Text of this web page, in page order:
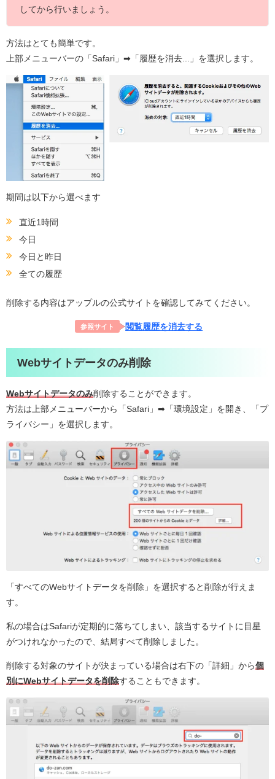
してから行いましょう。
方法はとても簡単です。
上部メニューバーの「Safari」➡︎「履歴を消去...」を選択します。
期間は以下から選べます
直近1時間
今日
今日と昨日
全ての履歴
削除する内容はアップルの公式サイトを確認してみてください。
参照サイト 閲覧履歴を消去する
Webサイトデータのみ削除
Webサイトデータのみ削除することができます。
方法は上部メニューバーから「Safari」➡︎「環境設定」を開き、「プ
ライバシー」を選択します。
「すべてのWebサイトデータを削除」を選択すると削除が行えま
す。
私の場合はSafariが定期的に落ちてしまい、該当するサイトに目星
がつけれなかったので、結局すべて削除しました。
削除する対象のサイトが決まっている場合は右下の「詳細」から個
別にWebサイトデータを削除することもできます。